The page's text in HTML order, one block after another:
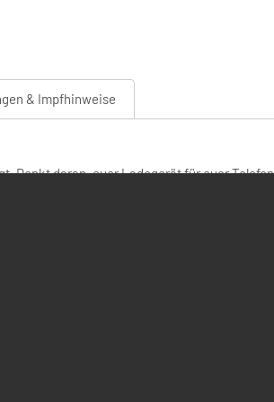
& Impfhinweise
Denkt daran, euer Ladegerät für euer